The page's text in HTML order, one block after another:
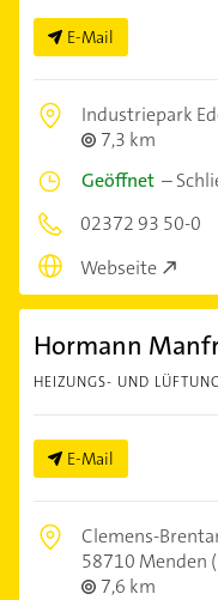
E-Mail
Industriepark
7,3 km
Geöffnet –
02372 93 50-0
Webseite
Hormann
HEIZUNGS- UND
E-Mail
Clemens-
58710 Menden
7,6 km